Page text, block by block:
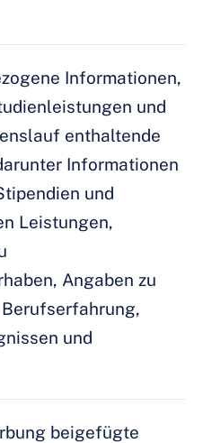
Informationen,
und
enthaltende
Informationen
und
Leistungen,
Angaben zu
und
beigefügte